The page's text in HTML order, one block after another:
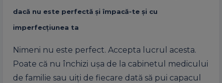
dacă nu este perfectă şi împacă-te şi cu
imperfecţiunea ta
Nimeni nu este perfect. Accepta lucrul acesta.
Poate că nu închizi uşa de la cabinetul medicului
de familie sau uiţi de fiecare dată să pui capacul